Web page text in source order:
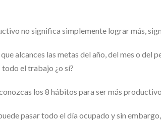
no significa simplemente lograr más,
alcances las metas del año, del mes o
el trabajo ¿o sí?
los 8 hábitos para ser más
pasar todo el día ocupado y sin